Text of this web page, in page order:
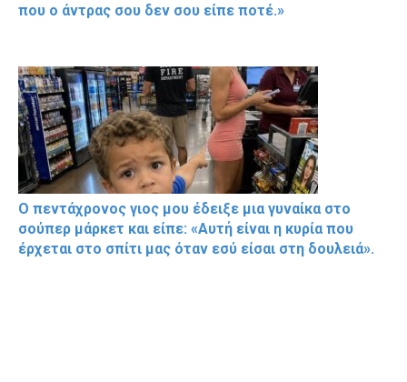
που ο άντρας σου δεν σου είπε ποτέ.»
Ο πεντάχρονος γιος μου έδειξε μια γυναίκα στο
σούπερ μάρκετ και είπε: «Αυτή είναι η κυρία που
έρχεται στο σπίτι μας όταν εσύ είσαι στη δουλειά».